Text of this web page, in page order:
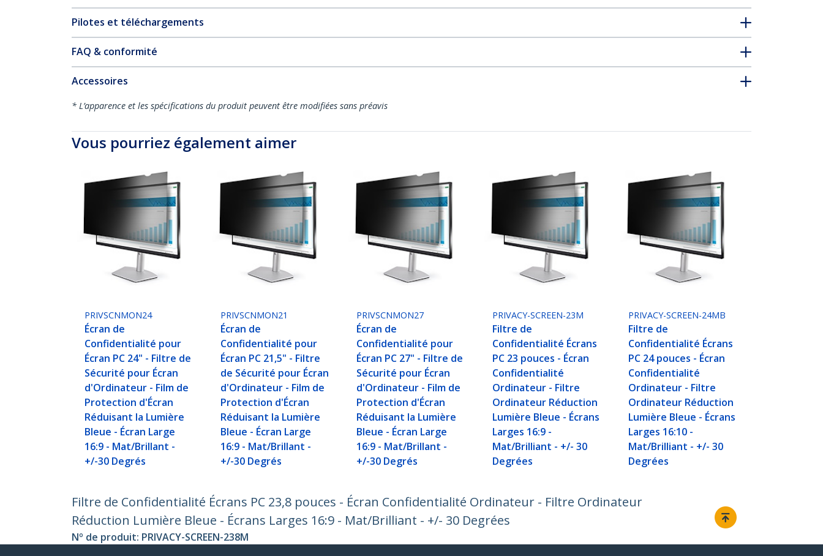
Pilotes et téléchargements
FAQ & conformité
Accessoires
* L’apparence et les spécifications du produit peuvent être modifiées sans préavis
Vous pourriez également aimer
PRIVSCNMON24
Écran de
Confidentialité pour
Écran PC 24" - Filtre de
Sécurité pour Écran
d'Ordinateur - Film de
Protection d'Écran
Réduisant la Lumière
Bleue - Écran Large
16:9 - Mat/Brillant -
+/-30 Degrés
PRIVSCNMON21
Écran de
Confidentialité pour
Écran PC 21,5" - Filtre
de Sécurité pour Écran
d'Ordinateur - Film de
Protection d'Écran
Réduisant la Lumière
Bleue - Écran Large
16:9 - Mat/Brillant -
+/-30 Degrés
PRIVSCNMON27
Écran de
Confidentialité pour
Écran PC 27" - Filtre de
Sécurité pour Écran
d'Ordinateur - Film de
Protection d'Écran
Réduisant la Lumière
Bleue - Écran Large
16:9 - Mat/Brillant -
+/-30 Degrés
PRIVACY-SCREEN-23M
Filtre de
Confidentialité Écrans
PC 23 pouces - Écran
Confidentialité
Ordinateur - Filtre
Ordinateur Réduction
Lumière Bleue - Écrans
Larges 16:9 -
Mat/Brilliant - +/- 30
Degrées
PRIVACY-SCREEN-24MB
Filtre de
Confidentialité Écrans
PC 24 pouces - Écran
Confidentialité
Ordinateur - Filtre
Ordinateur Réduction
Lumière Bleue - Écrans
Larges 16:10 -
Mat/Brilliant - +/- 30
Degrées
Filtre de Confidentialité Écrans PC 23,8 pouces - Écran Confidentialité Ordinateur - Filtre Ordinateur
Réduction Lumière Bleue - Écrans Larges 16:9 - Mat/Brilliant - +/- 30 Degrées
Nº de produit: PRIVACY-SCREEN-238M